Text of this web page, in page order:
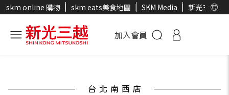
skm online 購物 skm eats美食地圖 SKM Media 新光三越官
加入會員
台北南西店